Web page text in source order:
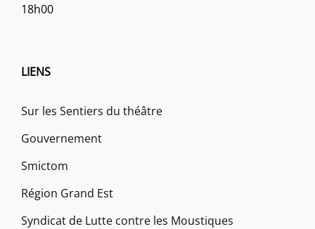
18h00
LIENS
Sur les Sentiers du théâtre
Gouvernement
Smictom
Région Grand Est
Syndicat de Lutte contre les Moustiques